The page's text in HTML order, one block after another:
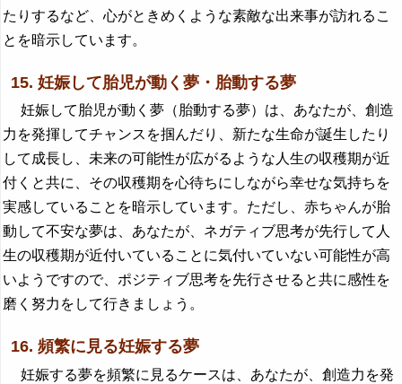
たりするなど、心がときめくような素敵な出来事が訪れるこ
とを暗示しています。
15. 妊娠して胎児が動く夢・胎動する夢
妊娠して胎児が動く夢（胎動する夢）は、あなたが、創造
力を発揮してチャンスを掴んだり、新たな生命が誕生したり
して成長し、未来の可能性が広がるような人生の収穫期が近
付くと共に、その収穫期を心待ちにしながら幸せな気持ちを
実感していることを暗示しています。ただし、赤ちゃんが胎
動して不安な夢は、あなたが、ネガティブ思考が先行して人
生の収穫期が近付いていることに気付いていない可能性が高
いようですので、ポジティブ思考を先行させると共に感性を
磨く努力をして行きましょう。
16. 頻繁に見る妊娠する夢
妊娠する夢を頻繁に見るケースは、あなたが、創造力を発